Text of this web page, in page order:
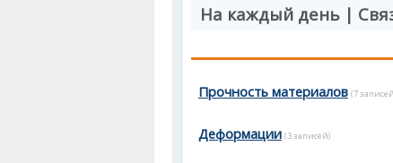
На каждый день |
Прочность материалов (7
Деформации (3 записей)